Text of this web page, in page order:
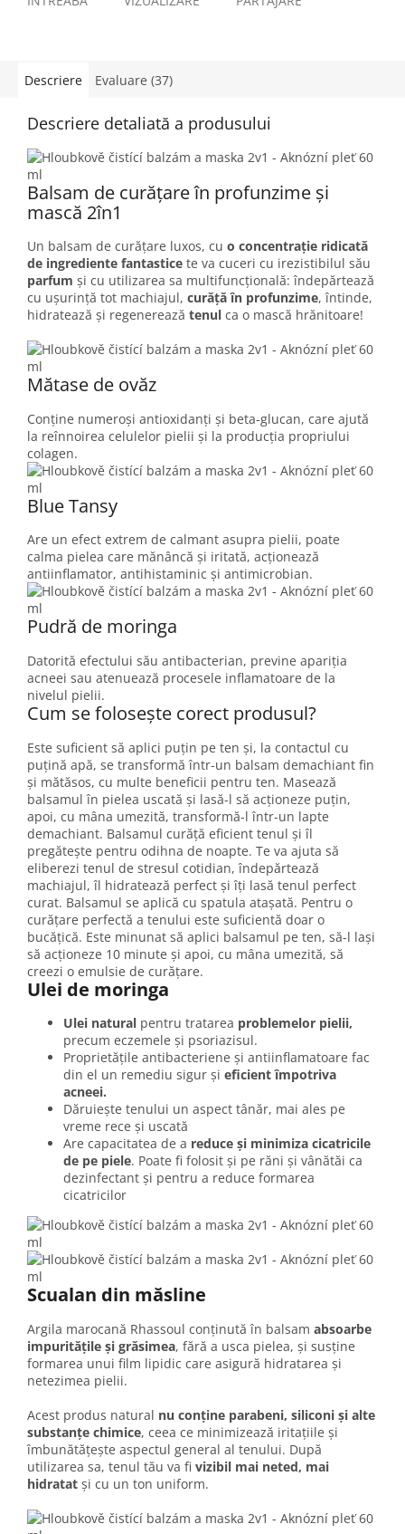
Descriere Evaluare (37)
Descriere detaliată a produsului
Balsam de curățare în profunzime și
mască 2în1
Un balsam de curățare luxos, cu o concentrație ridicată
de ingrediente fantastice te va cuceri cu irezistibilul său
parfum și cu utilizarea sa multifuncțională: îndepărtează
cu ușurință tot machiajul, curăță în profunzime, întinde,
hidratează și regenerează tenul ca o mască hrănitoare!
Mătase de ovăz
Conține numeroși antioxidanți și beta-glucan, care ajută
la reînnoirea celulelor pielii și la producția propriului
colagen.
Blue Tansy
Are un efect extrem de calmant asupra pielii, poate
calma pielea care mănâncă și iritată, acționează
antiinflamator, antihistaminic și antimicrobian.
Pudră de moringa
Datorită efectului său antibacterian, previne apariția
acneei sau atenuează procesele inflamatoare de la
nivelul pielii.
Cum se folosește corect produsul?
Este suficient să aplici puțin pe ten și, la contactul cu
puțină apă, se transformă într-un balsam demachiant fin
și mătăsos, cu multe beneficii pentru ten. Masează
balsamul în pielea uscată și lasă-l să acționeze puțin,
apoi, cu mâna umezită, transformă-l într-un lapte
demachiant. Balsamul curăță eficient tenul și îl
pregătește pentru odihna de noapte. Te va ajuta să
eliberezi tenul de stresul cotidian, îndepărtează
machiajul, îl hidratează perfect și îți lasă tenul perfect
curat. Balsamul se aplică cu spatula atașată. Pentru o
curățare perfectă a tenului este suficientă doar o
bucățică. Este minunat să aplici balsamul pe ten, să-l lași
să acționeze 10 minute și apoi, cu mâna umezită, să
creezi o emulsie de curățare.
Ulei de moringa
Ulei natural pentru tratarea problemelor pielii,
precum eczemele și psoriazisul.
Proprietățile antibacteriene și antiinflamatoare fac
din el un remediu sigur și eficient împotriva
acneei.
Dăruiește tenului un aspect tânăr, mai ales pe
vreme rece și uscată
Are capacitatea de a reduce și minimiza cicatricile
de pe piele. Poate fi folosit și pe răni și vânătăi ca
dezinfectant și pentru a reduce formarea
cicatricilor
Scualan din măsline
Argila marocană Rhassoul conținută în balsam absoarbe
impuritățile și grăsimea, fără a usca pielea, și susține
formarea unui film lipidic care asigură hidratarea și
netezimea pielii.
Acest produs natural nu conține parabeni, siliconi și alte
substanțe chimice, ceea ce minimizează iritațiile și
îmbunătățește aspectul general al tenului. După
utilizarea sa, tenul tău va fi vizibil mai neted, mai
hidratat și cu un ton uniform.